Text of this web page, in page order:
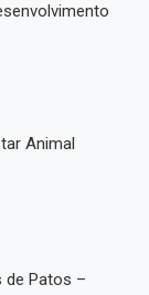
Animal
de Patos –